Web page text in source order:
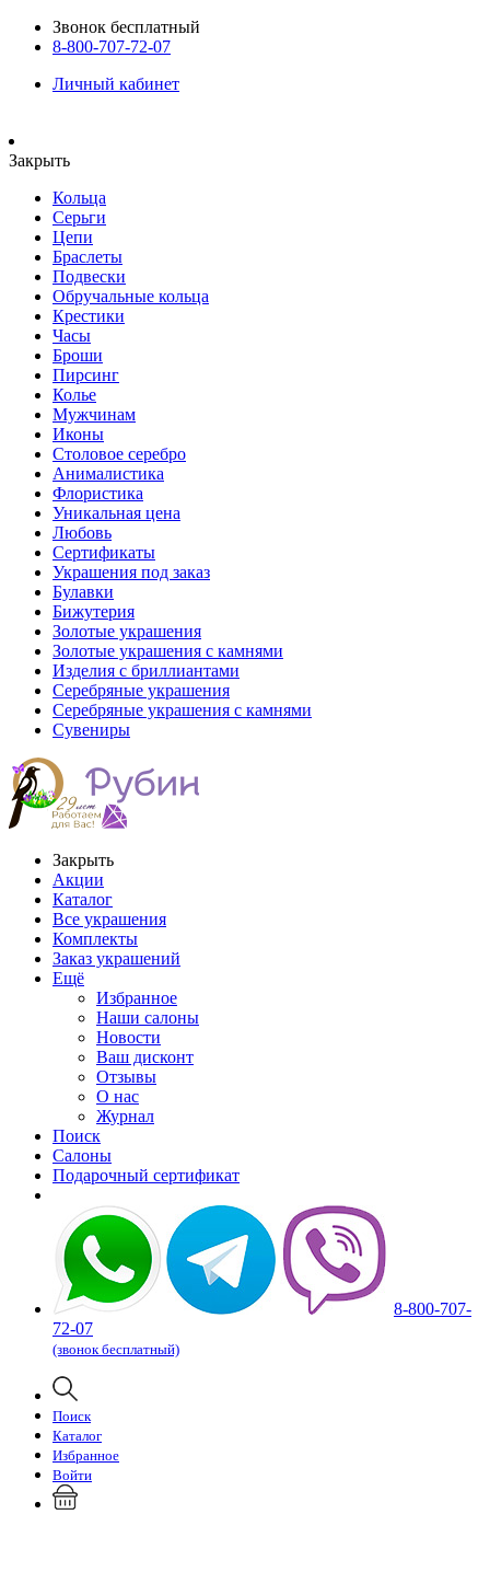
Звонок бесплатный
8-800-707-72-07
Личный кабинет
Закрыть
Кольца
Серьги
Цепи
Браслеты
Подвески
Обручальные кольца
Крестики
Часы
Броши
Пирсинг
Колье
Мужчинам
Иконы
Столовое серебро
Анималистика
Флористика
Уникальная цена
Любовь
Сертификаты
Украшения под заказ
Булавки
Бижутерия
Золотые украшения
Золотые украшения с камнями
Изделия с бриллиантами
Серебряные украшения
Серебряные украшения с камнями
Сувениры
Закрыть
Акции
Каталог
Все украшения
Комплекты
Заказ украшений
Ещё
Избранное
Наши салоны
Новости
Ваш дисконт
Отзывы
О нас
Журнал
Поиск
Салоны
Подарочный сертификат
8-800-707-
72-07
(звонок бесплатный)
Поиск
Каталог
Избранное
Войти